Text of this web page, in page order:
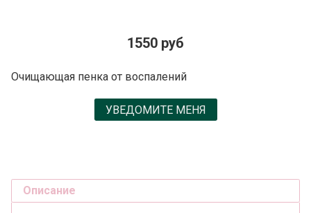
1550 руб
Очищающая пенка от воспалений
УВЕДОМИТЕ МЕНЯ
Описание